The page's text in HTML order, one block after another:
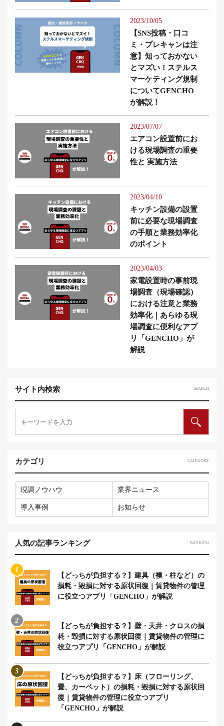
2023/10/05
【SNS投稿・口コ
ミ・プレキャンは注
意】知っておかない
とマズい！ステルス
マーケティング規制
についてGENCHO
が解説！
2023/07/07
エアコン設置前にお
ける現場調査の重要
性と 実施方法
2023/04/10
キッチン設備の設置
前に必要な現場調査
の手順と業務効率化
のポイント
2023/04/03
家電設置時の事前現
場調査（現場確認）
における注意と業務
効率化｜あらゆる現
場調査に便利なアプ
リ「GENCHO」が
解説
サイト内検索 SEARCH
カテゴリ CATEGORY
現調ノウハウ 業界ニュース
導入事例 お知らせ
人気の記事ランキング RANKING
1
【どっちが負担する？】建具（襖・柱など）の
損耗・毀損に対する原状回復｜賃貸物件の管理
に役立つアプリ「GENCHO」が解説
2
【どっちが負担する？】壁・天井・クロスの損
耗・毀損に対する原状回復｜賃貸物件の管理に
役立つアプリ「GENCHO」が解説
3
【どっちが負担する？】床（フローリング、
畳、カーペット）の損耗・毀損に対する原状回
復｜賃貸物件の管理に役立つアプリ
「GENCHO」が解説